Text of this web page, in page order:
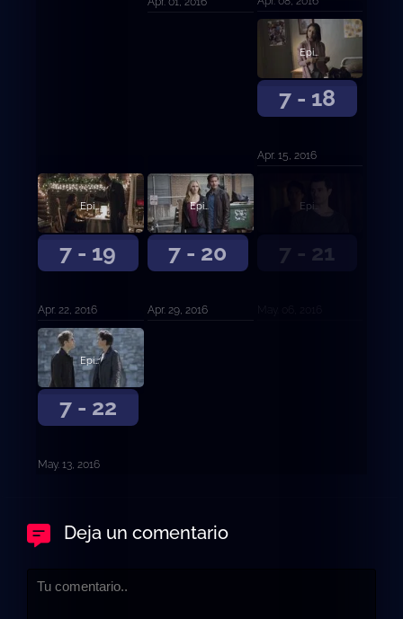
7 - 18
Episodio 18
Apr. 15, 2016
7 - 19
Episodio 19
Apr. 22, 2016
7 - 20
Episodio 20
Apr. 29, 2016
7 - 21
Episodio 21
7 - 22
Episodio 22
May. 13, 2016
Deja un comentario